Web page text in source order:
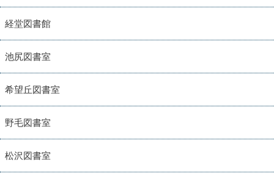
経堂図書館
池尻図書室
希望丘図書室
野毛図書室
松沢図書室